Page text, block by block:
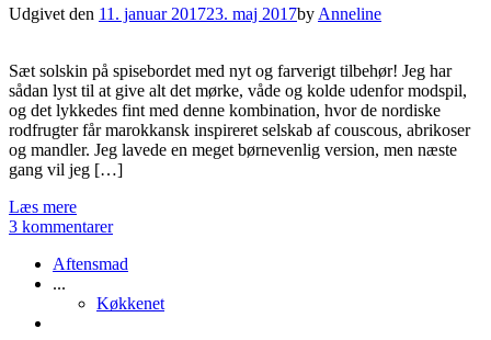
Udgivet den 11. januar 201723. maj 2017by Anneline
Sæt solskin på spisebordet med nyt og farverigt tilbehør! Jeg har
sådan lyst til at give alt det mørke, våde og kolde udenfor modspil,
og det lykkedes fint med denne kombination, hvor de nordiske
rodfrugter får marokkansk inspireret selskab af couscous, abrikoser
og mandler. Jeg lavede en meget børnevenlig version, men næste
gang vil jeg […]
Læs mere
3 kommentarer
Aftensmad
...
Køkkenet